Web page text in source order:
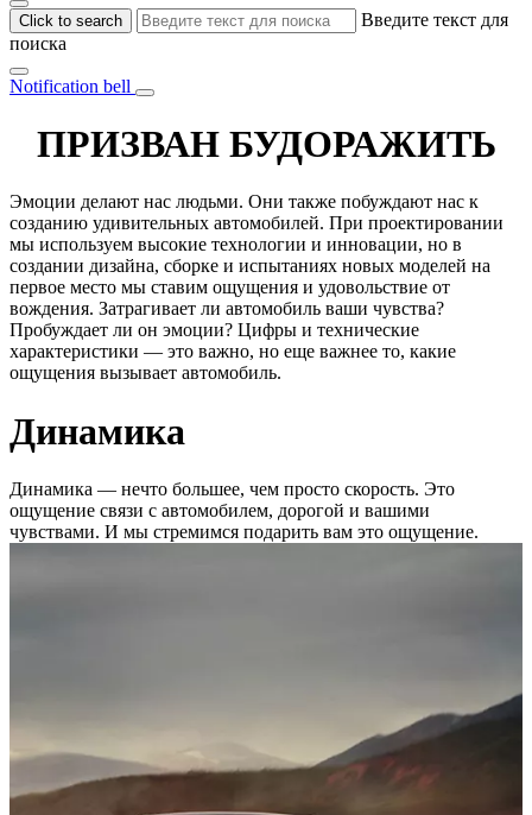
Click to search
Введите текст для
поиска
Notification bell
ПРИЗВАН БУДОРАЖИТЬ
Эмоции делают нас людьми. Они также побуждают нас к
созданию удивительных автомобилей. При проектировании
мы используем высокие технологии и инновации, но в
создании дизайна, сборке и испытаниях новых моделей на
первое место мы ставим ощущения и удовольствие от
вождения. Затрагивает ли автомобиль ваши чувства?
Пробуждает ли он эмоции? Цифры и технические
характеристики — это важно, но еще важнее то, какие
ощущения вызывает автомобиль.
Динамика
Динамика — нечто большее, чем просто скорость. Это
ощущение связи с автомобилем, дорогой и вашими
чувствами. И мы стремимся подарить вам это ощущение.